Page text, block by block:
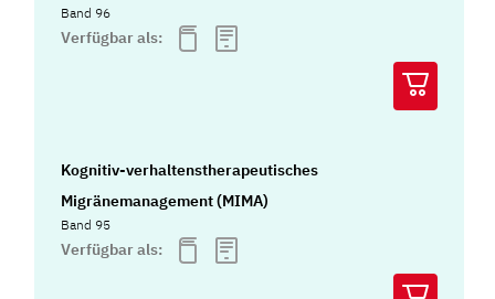
Band 96
Verfügbar als:
Kognitiv-verhaltenstherapeutisches
Migränemanagement (MIMA)
Band 95
Verfügbar als: